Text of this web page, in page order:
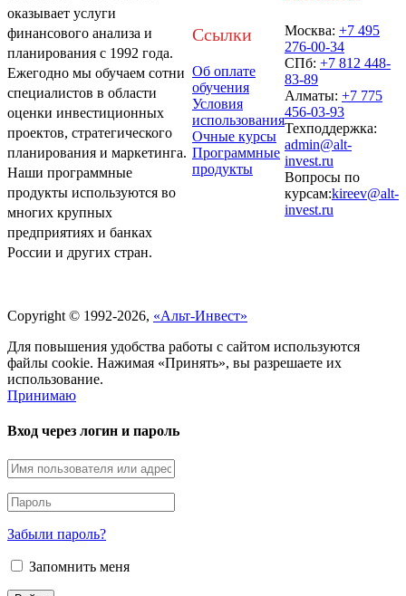
оказывает услуги
финансового анализа и
планирования с 1992 года.
Ежегодно мы обучаем сотни
специалистов в области
оценки инвестиционных
проектов, стратегического
планирования и маркетинга.
Наши программные
продукты используются во
многих крупных
предприятиях и банках
России и других стран.
Ссылки
Об оплате
обучения
Условия
использования
Очные курсы
Программные
продукты
Москва: +7 495
276-00-34
СПб: +7 812 448-
83-89
Алматы: +7 775
456-03-93
Техподдержка:
admin@alt-
invest.ru
Вопросы по
курсам:kireev@alt-
invest.ru
Copyright © 1992-2026, «Альт-Инвест»
Для повышения удобства работы с сайтом используются
файлы cookie. Нажимая «Принять», вы разрешаете их
использование.
Принимаю
Вход через логин и пароль
Забыли пароль?
Запомнить меня